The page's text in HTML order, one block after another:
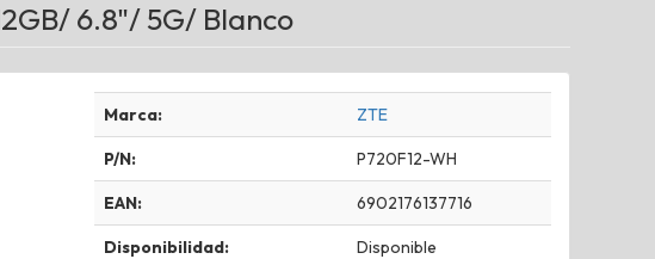
6.8"/ 5G/ Blanco
Marca: ZTE
P/N: P720F12-WH
EAN: 6902176137716
Disponibilidad: Disponible